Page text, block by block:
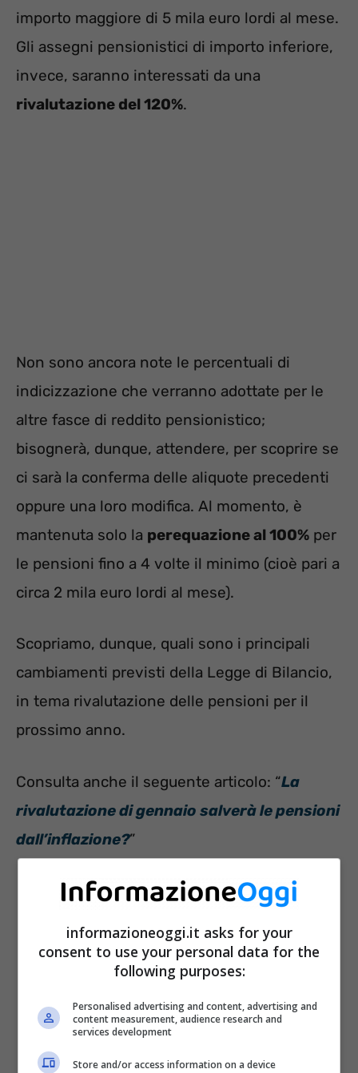
importo maggiore di 5 mila euro lordi al mese.
Gli assegni pensionistici di importo inferiore,
invece, saranno interessati da una
rivalutazione del 120%.
Non sono ancora note le percentuali di
indicizzazione che verranno adottate per le
altre fasce di reddito pensionistico;
bisognerà, dunque, attendere, per scoprire se
ci sarà la conferma delle aliquote precedenti
oppure una loro modifica. Al momento, è
mantenuta solo la perequazione al 100% per
le pensioni fino a 4 volte il minimo (cioè pari a
circa 2 mila euro lordi al mese).
Scopriamo, dunque, quali sono i principali
cambiamenti previsti della Legge di Bilancio,
in tema rivalutazione delle pensioni per il
prossimo anno.
Consulta anche il seguente articolo: “La
rivalutazione di gennaio salverà le pensioni
dall’inflazione?”
informazioneoggi.it asks for your
consent to use your personal data for the
following purposes:
Personalised advertising and content, advertising and
content measurement, audience research and
services development
Store and/or access information on a device